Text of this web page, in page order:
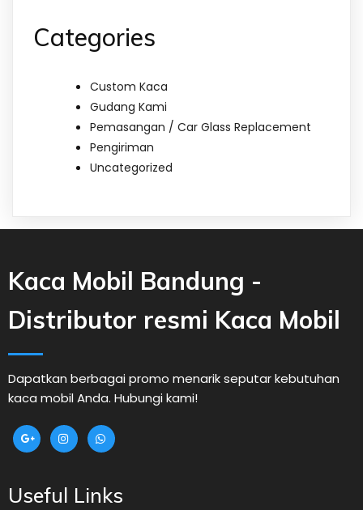
Categories
Custom Kaca
Gudang Kami
Pemasangan / Car Glass Replacement
Pengiriman
Uncategorized
Kaca Mobil Bandung -
Distributor resmi Kaca Mobil
Dapatkan berbagai promo menarik seputar kebutuhan
kaca mobil Anda. Hubungi kami!
Useful Links